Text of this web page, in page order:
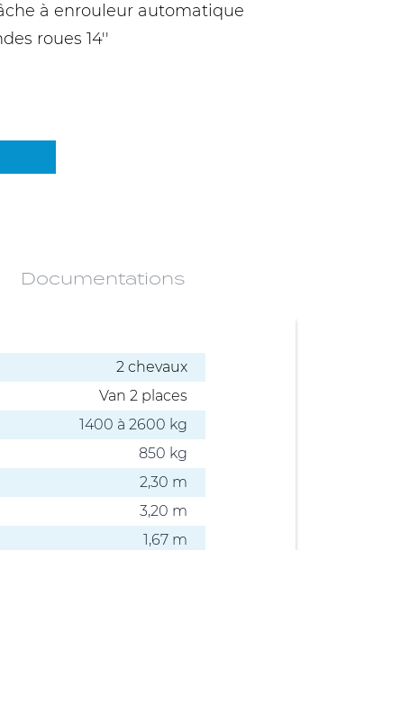
à enrouleur automatique
roues 14''
Documentations
2 chevaux
Van 2 places
1400 à 2600 kg
850 kg
2,30 m
3,20 m
1,67 m